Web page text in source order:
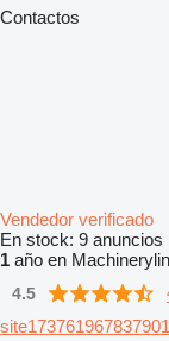
Contactos
Vendedor verificado
En stock: 9 anuncios
1 año en
4.5